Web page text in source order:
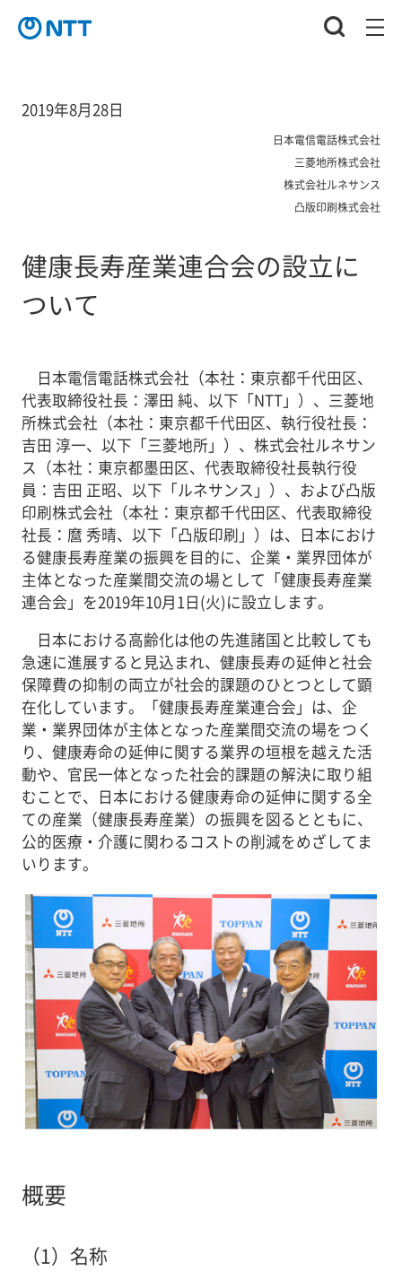
2019年8月28日
日本電信電話株式会社
三菱地所株式会社
株式会社ルネサンス
凸版印刷株式会社
健康長寿産業連合会の設立に
ついて
日本電信電話株式会社（本社：東京都千代田区、
代表取締役社長：澤田 純、以下「NTT」）、三菱地
所株式会社（本社：東京都千代田区、執行役社長：
吉田 淳一、以下「三菱地所」）、株式会社ルネサン
ス（本社：東京都墨田区、代表取締役社長執行役
員：吉田 正昭、以下「ルネサンス」）、および凸版
印刷株式会社（本社：東京都千代田区、代表取締役
社長：麿 秀晴、以下「凸版印刷」）は、日本におけ
る健康長寿産業の振興を目的に、企業・業界団体が
主体となった産業間交流の場として「健康長寿産業
連合会」を2019年10月1日(火)に設立します。
日本における高齢化は他の先進諸国と比較しても
急速に進展すると見込まれ、健康長寿の延伸と社会
保障費の抑制の両立が社会的課題のひとつとして顕
在化しています。「健康長寿産業連合会」は、企
業・業界団体が主体となった産業間交流の場をつく
り、健康寿命の延伸に関する業界の垣根を越えた活
動や、官民一体となった社会的課題の解決に取り組
むことで、日本における健康寿命の延伸に関する全
ての産業（健康長寿産業）の振興を図るとともに、
公的医療・介護に関わるコストの削減をめざしてま
いります。
概要
（1）名称